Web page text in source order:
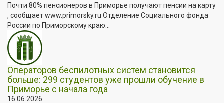
Почти 80% пенсионеров в Приморье получают пенсии на карту
, сообщает www.primorsky.ru Отделение Социального фонда
России по Приморскому краю...
Операторов беспилотных систем становится
больше: 299 студентов уже прошли обучение в
Приморье с начала года
16.06.2026